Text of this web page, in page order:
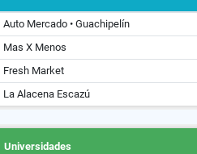
Auto Mercado • Guachipelín
Mas X Menos
Fresh Market
La Alacena Escazú
Universidades